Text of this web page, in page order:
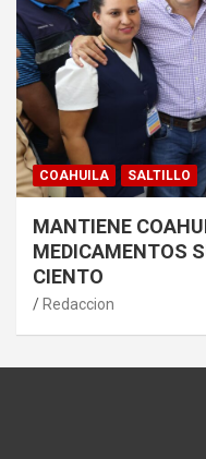
COAHUILA SALTILLO
MANTIENE
MEDICAMENTOS
CIENTO
Redaccion